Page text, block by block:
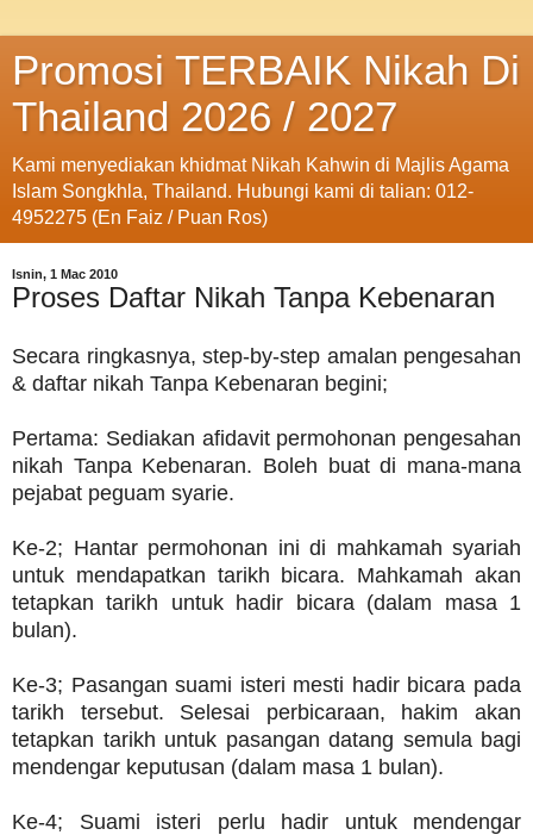
Promosi TERBAIK Nikah Di
Thailand 2026 / 2027
Kami menyediakan khidmat Nikah Kahwin di Majlis Agama
Islam Songkhla, Thailand. Hubungi kami di talian: 012-
4952275 (En Faiz / Puan Ros)
Isnin, 1 Mac 2010
Proses Daftar Nikah Tanpa Kebenaran
Secara ringkasnya, step-by-step amalan pengesahan
& daftar nikah Tanpa Kebenaran begini;
Pertama: Sediakan afidavit permohonan pengesahan
nikah Tanpa Kebenaran. Boleh buat di mana-mana
pejabat peguam syarie.
Ke-2; Hantar permohonan ini di mahkamah syariah
untuk mendapatkan tarikh bicara. Mahkamah akan
tetapkan tarikh untuk hadir bicara (dalam masa 1
bulan).
Ke-3; Pasangan suami isteri mesti hadir bicara pada
tarikh tersebut. Selesai perbicaraan, hakim akan
tetapkan tarikh untuk pasangan datang semula bagi
mendengar keputusan (dalam masa 1 bulan).
Ke-4; Suami isteri perlu hadir untuk mendengar